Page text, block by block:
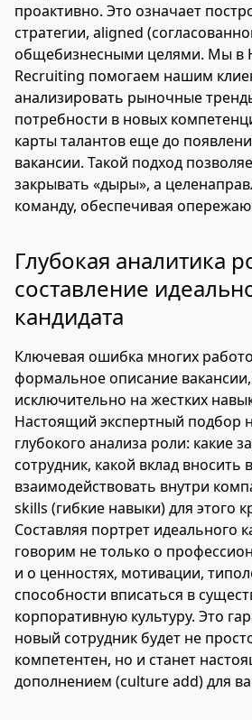
проактивно. Это означает
стратегии, aligned
общебизнесными целями. Мы в
Recruiting помогаем нашим
анализировать рыночные
потребности в новых
карты талантов еще до
вакансии. Такой подход
закрывать «дыры», а
команду, обеспечивая
Глубокая аналитика
составление
кандидата
Ключевая ошибка многих
формальное описание
исключительно на жестких
Настоящий экспертный подбор
глубокого анализа роли: какие
сотрудник, какой вклад вносить
взаимодействовать внутри
skills (гибкие навыки) для этого
Составляя портрет идеального
говорим не только о
и о ценностях, мотивации,
способности вписаться в
корпоративную культуру. Это
новый сотрудник будет не
компетентен, но и станет
дополнением (culture add) для